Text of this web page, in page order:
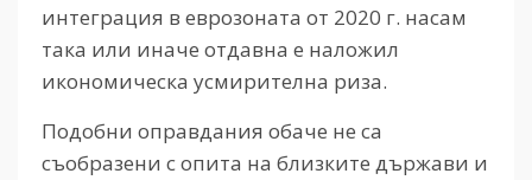
интеграция в еврозоната от 2020 г. насам
така или иначе отдавна е наложил
икономическа усмирителна риза.
Подобни оправдания обаче не са
съобразени с опита на близките държави и